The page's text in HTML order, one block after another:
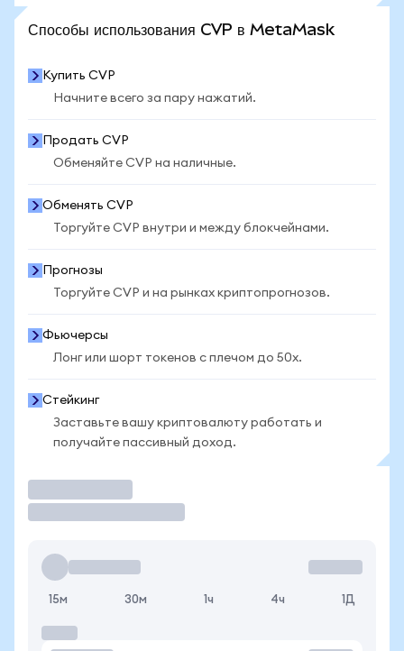
Способы использования CVP в MetaMask
Купить CVP
Начните всего за пару нажатий.
Продать CVP
Обменяйте CVP на наличные.
Обменять CVP
Торгуйте CVP внутри и между блокчейнами.
Прогнозы
Торгуйте CVP и на рынках криптопрогнозов.
Фьючерсы
Лонг или шорт токенов с плечом до 50x.
Стейкинг
Заставьте вашу криптовалюту работать и
получайте пассивный доход.
15м 30м 1ч 4ч 1Д